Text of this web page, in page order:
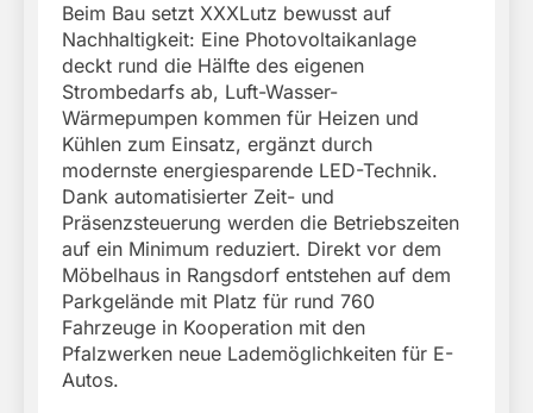
Beim Bau setzt XXXLutz bewusst auf
Nachhaltigkeit: Eine Photovoltaikanlage
deckt rund die Hälfte des eigenen
Strombedarfs ab, Luft-Wasser-
Wärmepumpen kommen für Heizen und
Kühlen zum Einsatz, ergänzt durch
modernste energiesparende LED-Technik.
Dank automatisierter Zeit- und
Präsenzsteuerung werden die Betriebszeiten
auf ein Minimum reduziert. Direkt vor dem
Möbelhaus in Rangsdorf entstehen auf dem
Parkgelände mit Platz für rund 760
Fahrzeuge in Kooperation mit den
Pfalzwerken neue Lademöglichkeiten für E-
Autos.